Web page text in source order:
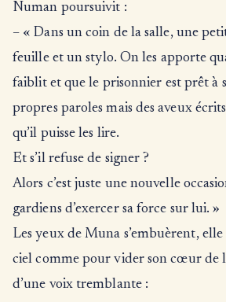
Numan poursuivit :
– « Dans un coin de la salle, une
feuille et un stylo. On les apporte
faiblit et que le prisonnier est prêt à
propres paroles mais des aveux
qu’il puisse les lire.
Et s’il refuse de signer ?
Alors c’est juste une nouvelle
gardiens d’exercer sa force sur lui. »
Les yeux de Muna s’embuèrent,
ciel comme pour vider son cœur de
d’une voix tremblante :